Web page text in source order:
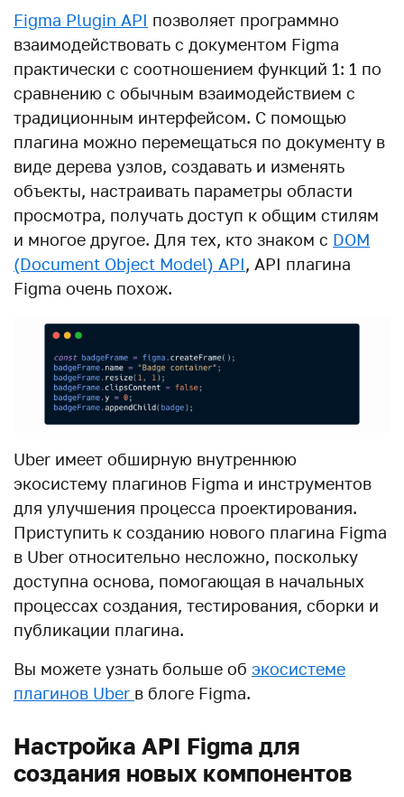
Figma Plugin API позволяет программно
взаимодействовать с документом Figma
практически с соотношением функций 1: 1 по
сравнению с обычным взаимодействием с
традиционным интерфейсом. С помощью
плагина можно перемещаться по документу в
виде дерева узлов, создавать и изменять
объекты, настраивать параметры области
просмотра, получать доступ к общим стилям
и многое другое. Для тех, кто знаком с DOM
(Document Object Model) API, API плагина
Figma очень похож.
Uber имеет обширную внутреннюю
экосистему плагинов Figma и инструментов
для улучшения процесса проектирования.
Приступить к созданию нового плагина Figma
в Uber относительно несложно, поскольку
доступна основа, помогающая в начальных
процессах создания, тестирования, сборки и
публикации плагина.
Вы можете узнать больше об экосистеме
плагинов Uber в блоге Figma.
Настройка API Figma для
создания новых компонентов